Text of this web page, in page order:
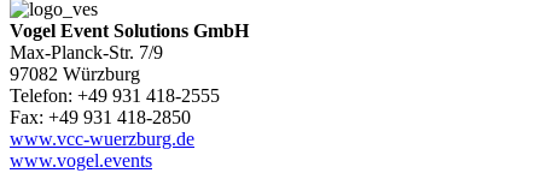
Vogel Event Solutions GmbH
Max-Planck-Str. 7/9
97082 Würzburg
Telefon: +49 931 418-2555
Fax: +49 931 418-2850
www.vcc-wuerzburg.de
www.vogel.events